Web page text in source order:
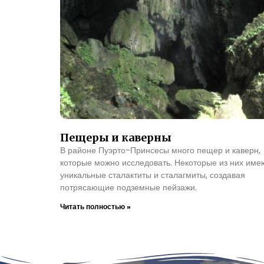
Пещеры и каверны
В районе Пуэрто-Принсесы много пещер и каверн,
которые можно исследовать. Некоторые из них
уникальные сталактиты и сталагмиты, создавая
потрясающие подземные пейзажи.
Читать полностью »